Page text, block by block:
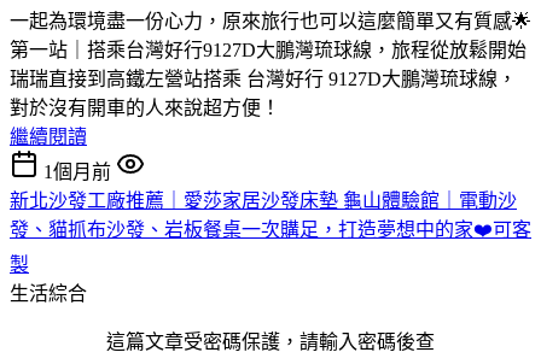
一起為環境盡一份心力，原來旅行也可以這麼簡單又有質感🌟
第一站｜搭乘台灣好行9127D大鵬灣琉球線，旅程從放鬆開始
瑞瑞直接到高鐵左營站搭乘 台灣好行 9127D大鵬灣琉球線，
對於沒有開車的人來說超方便！
繼續閱讀
1個月前
新北沙發工廠推薦｜愛莎家居沙發床墊 龜山體驗館｜電動沙
發、貓抓布沙發、岩板餐桌一次購足，打造夢想中的家❤️可客
製
生活綜合
這篇文章受密碼保護，請輸入密碼後查